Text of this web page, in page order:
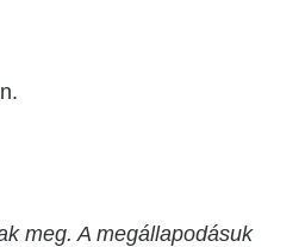
meg. A megállapodásuk